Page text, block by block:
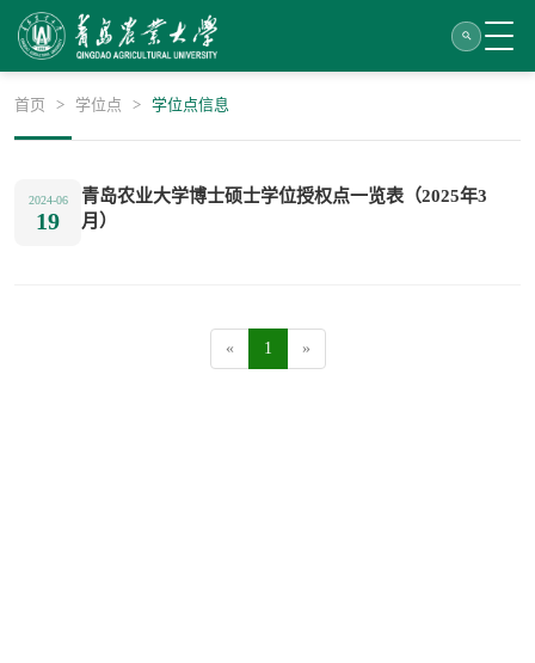
首页 > 学位点 > 学位点信息
2024-06
19
青岛农业大学博士硕士学位授权点一览表（2025年3
月）
« 1 »